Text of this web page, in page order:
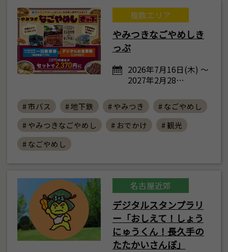
複数エリア
やみつきなごやめしき
っぷ
2026年7月16日(木) ～
2027年2月28…
# 市バス # 地下鉄 # やみつき
# なごやめし
# やみつきなごやめし
# おでかけ
# 観光
# なごやめし
名古屋近郊
デジタルスタンプラリ
ー「おしえて！しょう
にゅうくん！長久手の
たたかいさんぽ」